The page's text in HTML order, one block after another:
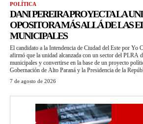
POLÍTICA
DANI PEREIRA PROYECTA LA
OPOSITORA MÁS ALLÁ DE LAS
MUNICIPALES
El candidato a la Intendencia de Ciudad del Este por Yo
afirmó que la unidad alcanzada con un sector del PLRA
municipales y convertirse en la base de un proyecto
Gobernación de Alto Paraná y la Presidencia de la
7 de agosto de 2026